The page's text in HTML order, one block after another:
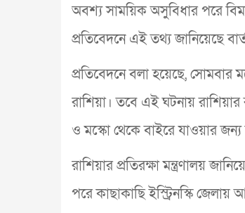
অবশ্য সাময়িক অসুবিধার পরে
প্রতিবেদনে এই তথ্য জানিয়েছে
প্রতিবেদনে বলা হয়েছে, সোমবার
রাশিয়া। তবে এই ঘটনায়
ও মস্কো থেকে বাইরে যাওয়ার জন্য
রাশিয়ার প্রতিরক্ষা মন্ত্রণালয়
পরে কাছাকাছি ইস্ট্রিনস্কি